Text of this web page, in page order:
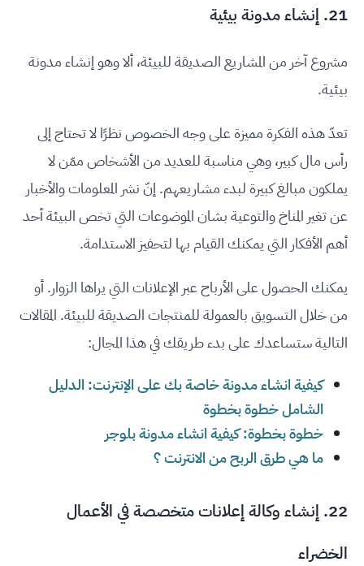
21. إنشاء مدونة بيئية
مشروع آخر من المشاريع الصديقة للبيئة، ألا وهو إنشاء مدونة
بيئية.
تعدّ هذه الفكرة مميزة على وجه الخصوص نظرًا لا تحتاج إلى
رأس مال كبير، وهي مناسبة للعديد من الأشخاص ممّن لا
يملكون مبالغ كبيرة لبدء مشاريعهم. إنّ نشر المعلومات والأخبار
عن تغير المناخ والتوعية بشان الموضوعات التي تخص البيئة أحد
أهم الأفكار التي يمكنك القيام بها لتحفيز الاستدامة.
يمكنك الحصول على الأرباح عبر الإعلانات التي يراها الزوار. أو
من خلال التسويق بالعمولة للمنتجات الصديقة للبيئة. المقالات
التالية ستساعدك على بدء طريقك في هذا المجال:
كيفية انشاء مدونة خاصة بك على الإنترنت: الدليل
الشامل خطوة بخطوة
خطوة بخطوة: كيفية انشاء مدونة بلوجر
ما هي طرق الربح من الانترنت ؟
22. إنشاء وكالة إعلانات متخصصة في الأعمال
الخضراء